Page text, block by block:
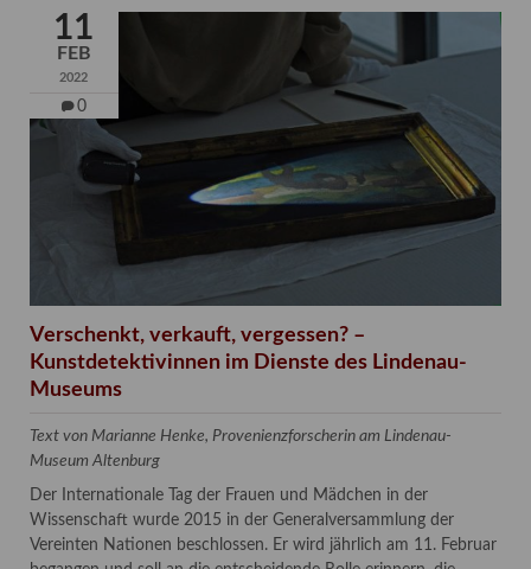
11
FEB
2022
0
Verschenkt, verkauft, vergessen? –
Kunstdetektivinnen im Dienste des Lindenau-
Museums
Text von Marianne Henke, Provenienzforscherin am Lindenau-
Museum Altenburg
Der Internationale Tag der Frauen und Mädchen in der
Wissenschaft wurde 2015 in der Generalversammlung der
Vereinten Nationen beschlossen. Er wird jährlich am 11. Februar